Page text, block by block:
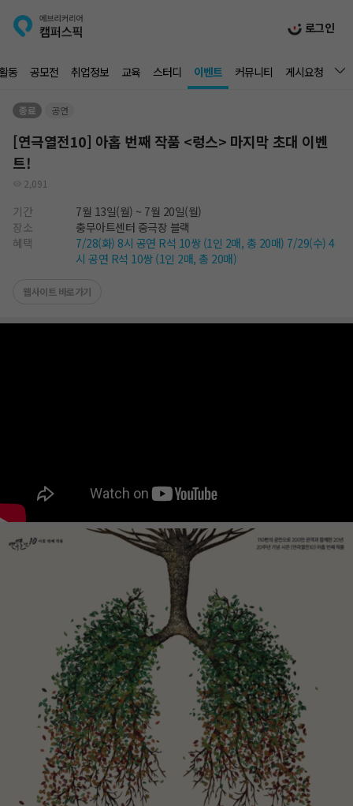
로그인
동 공모전 취업정보 교육 스터디 이벤트 커뮤니티 게시요청
종료 공연
[연극열전10] 아홉 번째 작품 <렁스> 마지막 초대 이벤
트!
2,091
기간 7월 13일(월) ~ 7월 20일(월)
장소
충무아트센터 중극장 블랙
혜택
7/28(화) 8시 공연 R석 10쌍 (1인 2매, 총 20매) 7/29(수) 4
시 공연 R석 10쌍 (1인 2매, 총 20매)
웹사이트 바로가기